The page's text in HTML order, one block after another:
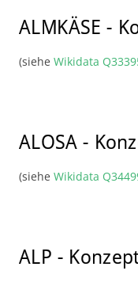
ALMKÄSE -
(siehe Wikidata
ALOSA -
(siehe Wikidata
ALP -